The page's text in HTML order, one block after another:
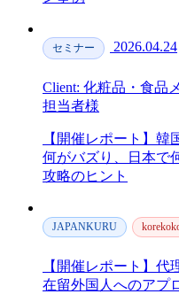
セミナー 2026.04.24
Client: 化粧品・食品
担当者様
【開催レポート】韓
何がバズり、日本で
攻略のヒント
JAPANKURU
【開催レポート】代
在留外国人へのアプ